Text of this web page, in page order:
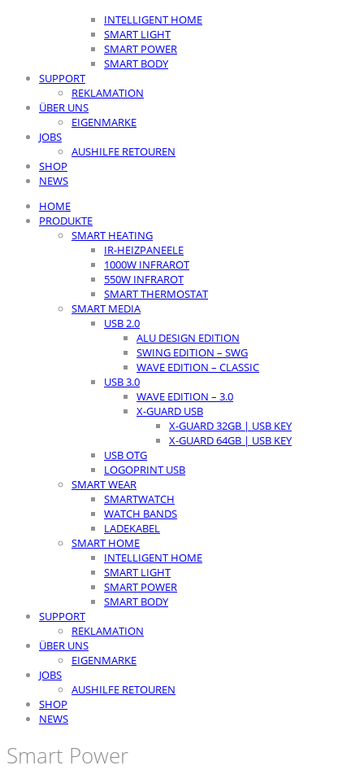
INTELLIGENT HOME
SMART LIGHT
SMART POWER
SMART BODY
SUPPORT
REKLAMATION
ÜBER UNS
EIGENMARKE
JOBS
AUSHILFE RETOUREN
SHOP
NEWS
HOME
PRODUKTE
SMART HEATING
IR-HEIZPANEELE
1000W INFRAROT
550W INFRAROT
SMART THERMOSTAT
SMART MEDIA
USB 2.0
ALU DESIGN EDITION
SWING EDITION – SWG
WAVE EDITION – CLASSIC
USB 3.0
WAVE EDITION – 3.0
X-GUARD USB
X-GUARD 32GB | USB KEY
X-GUARD 64GB | USB KEY
USB OTG
LOGOPRINT USB
SMART WEAR
SMARTWATCH
WATCH BANDS
LADEKABEL
SMART HOME
INTELLIGENT HOME
SMART LIGHT
SMART POWER
SMART BODY
SUPPORT
REKLAMATION
ÜBER UNS
EIGENMARKE
JOBS
AUSHILFE RETOUREN
SHOP
NEWS
Smart Power